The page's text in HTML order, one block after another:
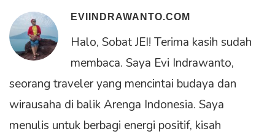
EVIINDRAWANTO.COM
Halo, Sobat JEI! Terima kasih sudah
membaca. Saya Evi Indrawanto,
seorang traveler yang mencintai budaya dan
wirausaha di balik Arenga Indonesia. Saya
menulis untuk berbagi energi positif, kisah